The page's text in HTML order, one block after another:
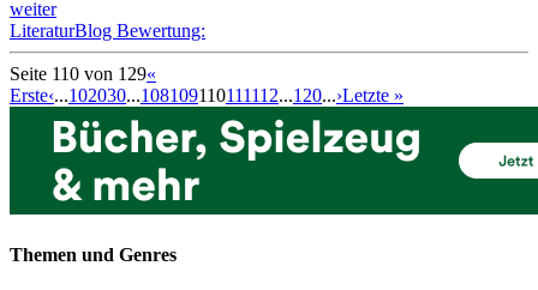
weiter
LiteraturBlog Bewertung:
Seite 110 von 129«
Erste‹...102030...108109110111112...120...›Letzte »
Themen und Genres